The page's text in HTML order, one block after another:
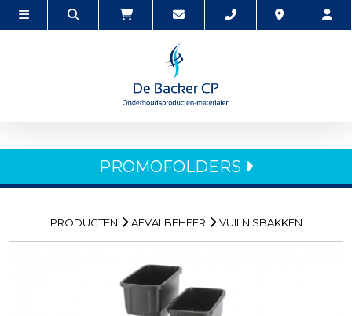
PROMOFOLDERS
PRODUCTEN AFVALBEHEER VUILNISBAKKEN